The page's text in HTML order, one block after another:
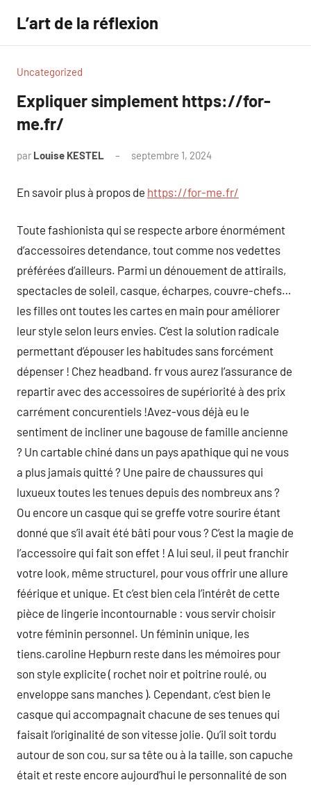
contenu
L’art de la réflexion
Uncategorized
Expliquer simplement https://for-
me.fr/
par Louise KESTEL septembre 1, 2024
En savoir plus à propos de https://for-me.fr/
Toute fashionista qui se respecte arbore énormément
d’accessoires detendance, tout comme nos vedettes
préférées d’ailleurs. Parmi un dénouement de attirails,
spectacles de soleil, casque, écharpes, couvre-chefs…
les filles ont toutes les cartes en main pour améliorer
leur style selon leurs envies. C’est la solution radicale
permettant d’épouser les habitudes sans forcément
dépenser ! Chez headband. fr vous aurez l’assurance de
repartir avec des accessoires de supériorité à des prix
carrément concurentiels !Avez-vous déjà eu le
sentiment de incliner une bagouse de famille ancienne
? Un cartable chiné dans un pays apathique qui ne vous
a plus jamais quitté ? Une paire de chaussures qui
luxueux toutes les tenues depuis des nombreux ans ?
Ou encore un casque qui se greffe votre sourire étant
donné que s’il avait été bâti pour vous ? C’est la magie de
l’accessoire qui fait son effet ! A lui seul, il peut franchir
votre look, même structurel, pour vous offrir une allure
féérique et unique. Et c’est bien cela l’intérêt de cette
pièce de lingerie incontournable : vous servir choisir
votre féminin personnel. Un féminin unique, les
tiens.caroline Hepburn reste dans les mémoires pour
son style explicite ( rochet noir et poitrine roulé, ou
enveloppe sans manches ). Cependant, c’est bien le
casque qui accompagnait chacune de ses tenues qui
faisait l’originalité de son vitesse jolie. Qu’il soit tordu
autour de son cou, sur sa tête ou à la taille, son capuche
était et reste encore aujourd’hui le personnalité de son